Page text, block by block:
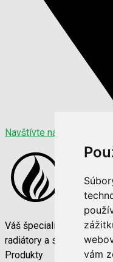
vám
Navštívte nás
Váš špecialista na
radiátory a sporáky za
Produkty